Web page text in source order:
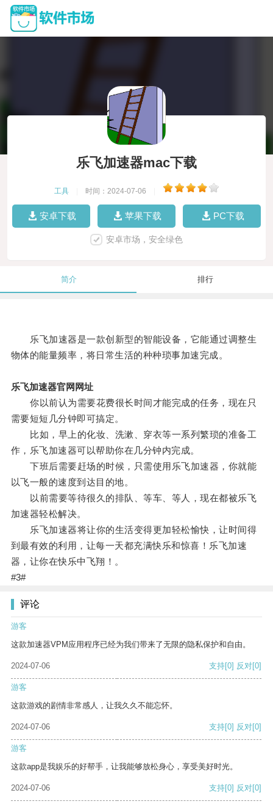
乐飞加速器mac下载
工具 时间：2024-07-06
安卓下载 苹果下载 PC下载
安卓市场，安全绿色
简介 排行
乐飞加速器是一款创新型的智能设备，它能通过调整生
物体的能量频率，将日常生活的种种琐事加速完成。
乐飞加速器官网网址
你以前认为需要花费很长时间才能完成的任务，现在只
需要短短几分钟即可搞定。
比如，早上的化妆、洗漱、穿衣等一系列繁琐的准备工
作，乐飞加速器可以帮助你在几分钟内完成。
下班后需要赶场的时候，只需使用乐飞加速器，你就能
以飞一般的速度到达目的地。
以前需要等待很久的排队、等车、等人，现在都被乐飞
加速器轻松解决。
乐飞加速器将让你的生活变得更加轻松愉快，让时间得
到最有效的利用，让每一天都充满快乐和惊喜！乐飞加速
器，让你在快乐中飞翔！。
#3#
评论
游客
这款加速器VPM应用程序已经为我们带来了无限的隐私保护和自由。
2024-07-06 支持[0] 反对[0]
游客
这款游戏的剧情非常感人，让我久久不能忘怀。
2024-07-06 支持[0] 反对[0]
游客
这款app是我娱乐的好帮手，让我能够放松身心，享受美好时光。
2024-07-06 支持[0] 反对[0]